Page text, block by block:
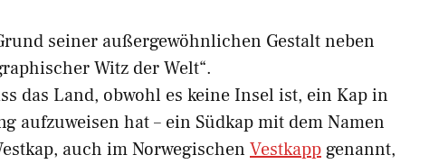
seiner außergewöhnlichen Gestalt neben
Witz der Welt“.
das Land, obwohl es keine Insel ist, ein Kap in
aufzuweisen hat – ein Südkap mit dem Namen
auch im Norwegischen Vestkapp genannt,